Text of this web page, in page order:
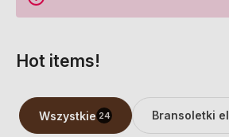
Hot items!
Wszystkie 24 Bransoletki